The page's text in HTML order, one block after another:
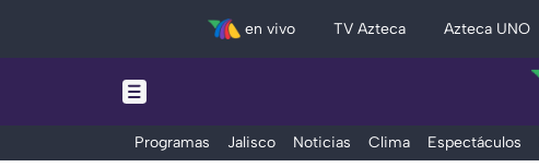
en vivo TV Azteca Azteca UNO
Programas Jalisco Noticias Clima Espectáculos